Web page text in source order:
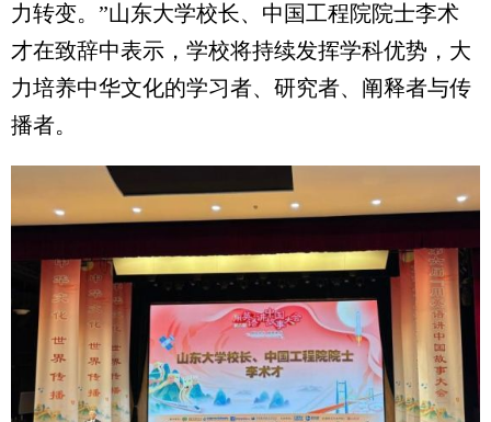
力转变。”山东大学校长、中国工程院院士李术
才在致辞中表示，学校将持续发挥学科优势，大
力培养中华文化的学习者、研究者、阐释者与传
播者。